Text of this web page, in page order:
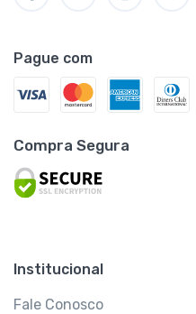
Pague com
Compra Segura
Institucional
Fale Conosco